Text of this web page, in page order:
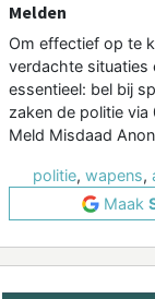
Melden
Om effectief op te
verdachte situaties
essentieel: bel bij
zaken de politie
Meld Misdaad
politie, wapens,
Maak